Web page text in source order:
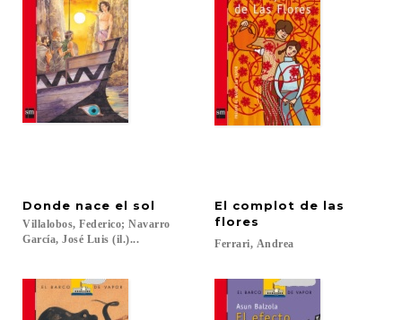
Donde nace el sol
Villalobos, Federico; Navarro
García, José Luis (il.)...
El complot de las
flores
Ferrari, Andrea